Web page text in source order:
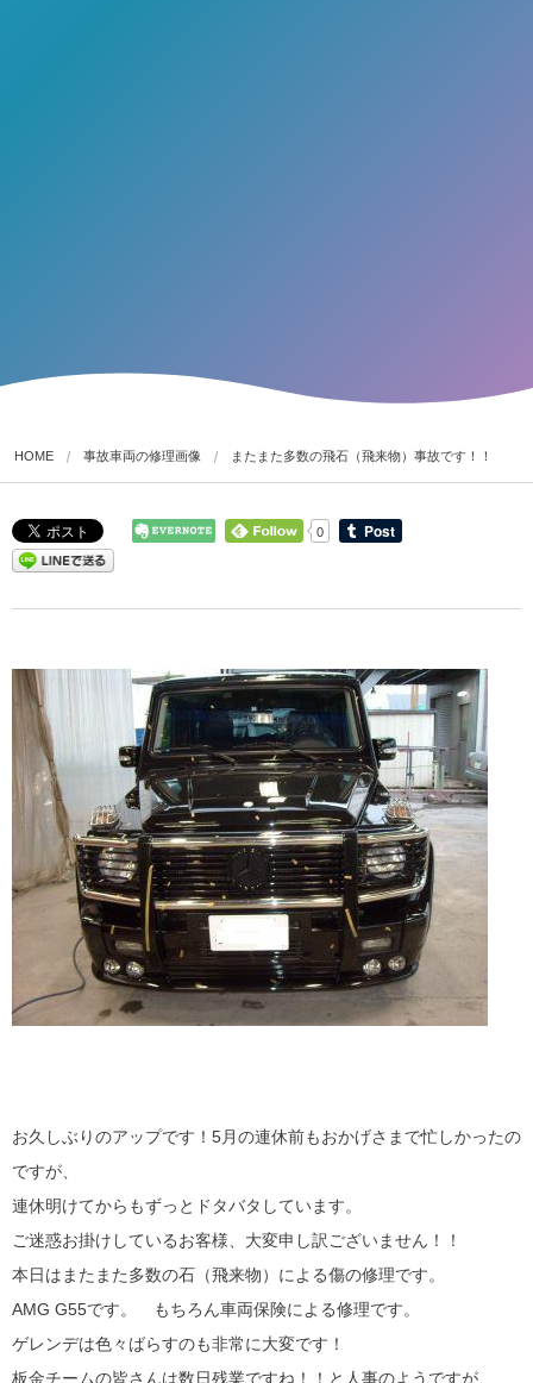
HOME 事故車両の修理画像 またまた多数の飛石（飛来物）事故です！！
0
お久しぶりのアップです！5月の連休前もおかげさまで忙しかったの
ですが、
連休明けてからもずっとドタバタしています。
ご迷惑お掛けしているお客様、大変申し訳ございません！！
本日はまたまた多数の石（飛来物）による傷の修理です。
AMG G55です。 もちろん車両保険による修理です。
ゲレンデは色々ばらすのも非常に大変です！
板金チームの皆さんは数日残業ですね！！と人事のようですが、